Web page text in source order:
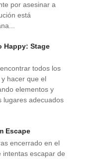
por asesinar a
está
Happy: Stage
todos los
hacer que el
elementos y
lugares adecuados
Escape
encerrado en el
intentas escapar de